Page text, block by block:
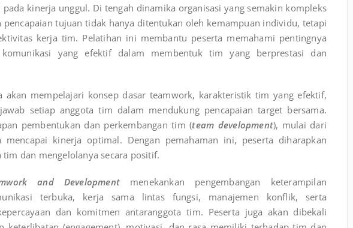
kinerja unggul. Di tengah dinamika organisasi yang semakin kompleks
tujuan tidak hanya ditentukan oleh kemampuan individu, tetapi
kerja tim. Pelatihan ini membantu peserta memahami pentingnya
komunikasi yang efektif dalam membentuk tim yang berprestasi dan
akan mempelajari konsep dasar teamwork, karakteristik tim yang efektif,
setiap anggota tim dalam mendukung pencapaian target bersama.
pembentukan dan perkembangan tim (team development), mulai dari
mencapai kinerja optimal. Dengan pemahaman ini, peserta diharapkan
dan mengelolanya secara positif.
and Development menekankan pengembangan keterampilan
terbuka, kerja sama lintas fungsi, manajemen konflik, serta
dan komitmen antaranggota tim. Peserta juga akan dibekali